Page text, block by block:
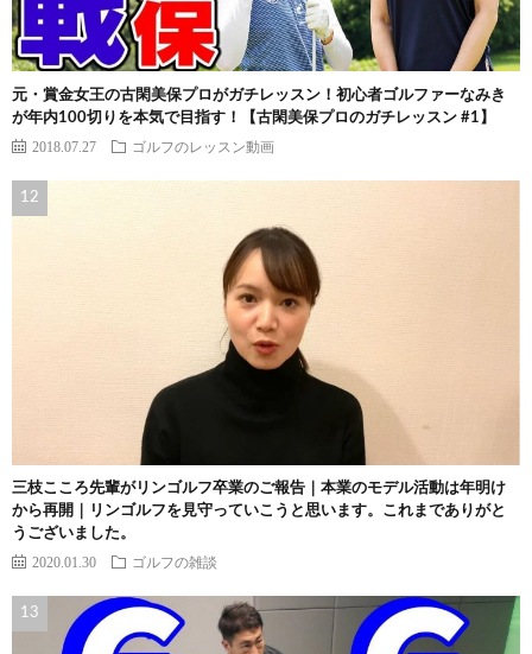
元・賞金女王の古閑美保プロがガチレッスン！初心者ゴルファーなみき
が年内100切りを本気で目指す！【古閑美保プロのガチレッスン #1】
2018.07.27 ゴルフのレッスン動画
三枝こころ先輩がリンゴルフ卒業のご報告｜本業のモデル活動は年明け
から再開｜リンゴルフを見守っていこうと思います。これまでありがと
うございました。
2020.01.30 ゴルフの雑談